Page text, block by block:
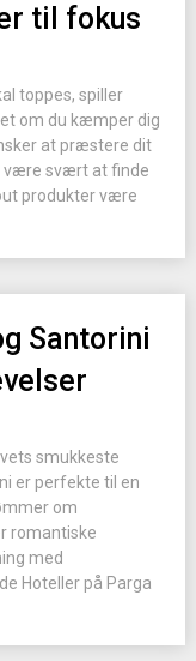
til fokus
toppes, spiller
om du kæmper dig
at præstere dit
være svært at finde
produkter være
Santorini
smukkeste
er perfekte til en
om
romantiske
med
Hoteller på Parga